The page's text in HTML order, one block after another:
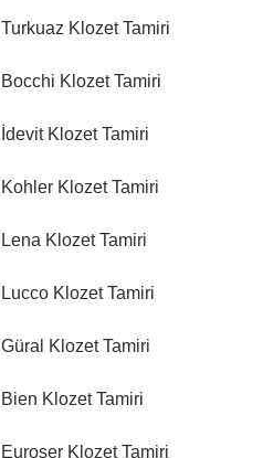
Klozet Tamiri
Klozet Tamiri
Klozet Tamiri
Klozet Tamiri
Klozet Tamiri
Klozet Tamiri
Klozet Tamiri
Klozet Tamiri
Klozet Tamiri